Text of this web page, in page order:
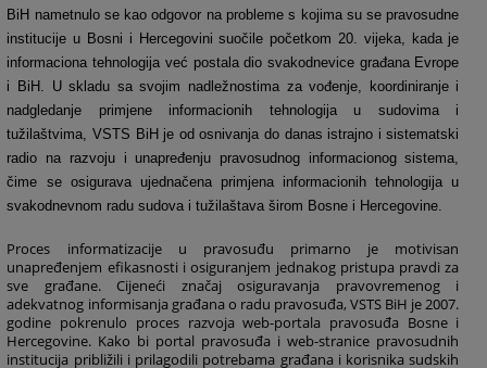
BiH nametnulo se kao odgovor na probleme s kojima su se pravosudne
institucije u Bosni i Hercegovini suočile početkom 20. vijeka, kada je
informaciona tehnologija već postala dio svakodnevice građana Evrope
i BiH. U skladu sa svojim nadležnostima za vođenje, koordiniranje i
nadgledanje primjene informacionih tehnologija u sudovima i
tužilaštvima, VSTS BiH je od osnivanja do danas istrajno i sistematski
radio na razvoju i unapređenju pravosudnog informacionog sistema,
čime se osigurava ujednačena primjena informacionih tehnologija u
svakodnevnom radu sudova i tužilaštava širom Bosne i Hercegovine.
Proces informatizacije u pravosuđu primarno je motivisan
unapređenjem efikasnosti i osiguranjem jednakog pristupa pravdi za
sve građane. Cijeneći značaj osiguravanja pravovremenog i
adekvatnog informisanja građana o radu pravosuđa, VSTS BiH je 2007.
godine pokrenulo proces razvoja web-portala pravosuđa Bosne i
Hercegovine. Kako bi portal pravosuđa i web-stranice pravosudnih
institucija približili i prilagodili potrebama građana i korisnika sudskih